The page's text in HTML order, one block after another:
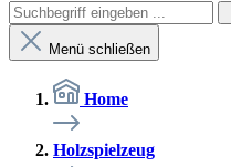
Menü schließen
Home
Holzspielzeug